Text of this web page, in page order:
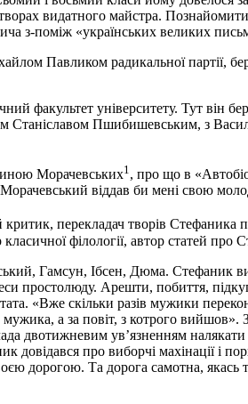
видатного майстра.
з-поміж «українських великих
Павликом радикальної партії,
факультет університету. Тут він
Станіславом Пшибишевським, з
Морачевських1 , про що в
віддав би мені свою
критик, перекладач творів
філології, автор статей
Гамсун, Ібсен, Дюма. Стефаник
простолюду. Арешти, побиття,
«Вже скільки разів мужики
а за повіт, з котрого
двотижневим ув’язненням
про виборчі махінації і
дорогою. Та дорога самотна,